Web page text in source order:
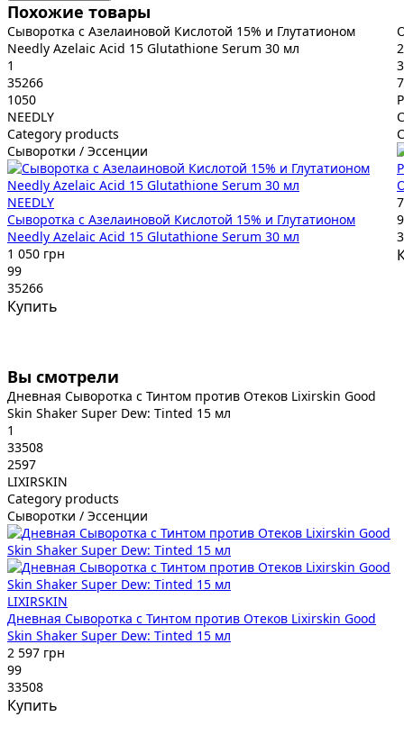
Похожие товары
Сыворотка с Азелаиновой Кислотой 15% и Глутатионом
Needly Azelaic Acid 15 Glutathione Serum 30 мл
1
35266
1050
NEEDLY
Category products
Сыворотки / Эссенции
NEEDLY
Сыворотка с Азелаиновой Кислотой 15% и Глутатионом
Needly Azelaic Acid 15 Glutathione Serum 30 мл
1 050 грн
99
35266
Купить
2
Вы смотрели
Дневная Сыворотка с Тинтом против Отеков Lixirskin Good
Skin Shaker Super Dew: Tinted 15 мл
1
33508
2597
LIXIRSKIN
Category products
Сыворотки / Эссенции
LIXIRSKIN
Дневная Сыворотка с Тинтом против Отеков Lixirskin Good
Skin Shaker Super Dew: Tinted 15 мл
2 597 грн
99
33508
Купить